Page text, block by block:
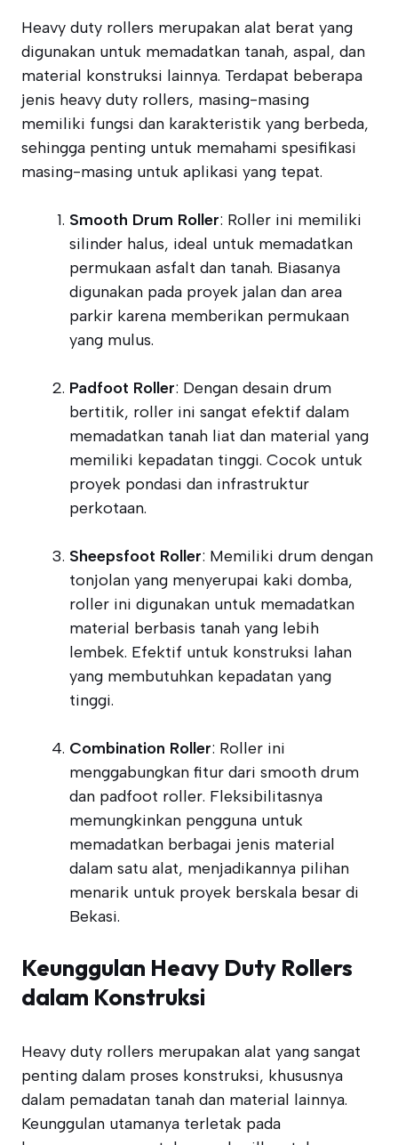
Heavy duty rollers merupakan alat berat yang
digunakan untuk memadatkan tanah, aspal, dan
material konstruksi lainnya. Terdapat beberapa
jenis heavy duty rollers, masing-masing
memiliki fungsi dan karakteristik yang berbeda,
sehingga penting untuk memahami spesifikasi
masing-masing untuk aplikasi yang tepat.
Smooth Drum Roller: Roller ini memiliki
silinder halus, ideal untuk memadatkan
permukaan asfalt dan tanah. Biasanya
digunakan pada proyek jalan dan area
parkir karena memberikan permukaan
yang mulus.
Padfoot Roller: Dengan desain drum
bertitik, roller ini sangat efektif dalam
memadatkan tanah liat dan material yang
memiliki kepadatan tinggi. Cocok untuk
proyek pondasi dan infrastruktur
perkotaan.
Sheepsfoot Roller: Memiliki drum dengan
tonjolan yang menyerupai kaki domba,
roller ini digunakan untuk memadatkan
material berbasis tanah yang lebih
lembek. Efektif untuk konstruksi lahan
yang membutuhkan kepadatan yang
tinggi.
Combination Roller: Roller ini
menggabungkan fitur dari smooth drum
dan padfoot roller. Fleksibilitasnya
memungkinkan pengguna untuk
memadatkan berbagai jenis material
dalam satu alat, menjadikannya pilihan
menarik untuk proyek berskala besar di
Bekasi.
Keunggulan Heavy Duty Rollers
dalam Konstruksi
Heavy duty rollers merupakan alat yang sangat
penting dalam proses konstruksi, khususnya
dalam pemadatan tanah dan material lainnya.
Keunggulan utamanya terletak pada